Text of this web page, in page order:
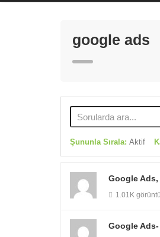
google ads
Şununla Sırala: Aktif
Google Ads,
1.01K
Google